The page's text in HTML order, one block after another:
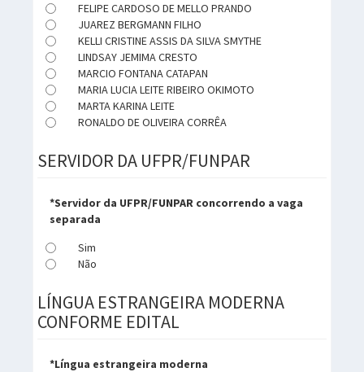
FELIPE CARDOSO DE MELLO PRANDO
JUAREZ BERGMANN FILHO
KELLI CRISTINE ASSIS DA SILVA SMYTHE
LINDSAY JEMIMA CRESTO
MARCIO FONTANA CATAPAN
MARIA LUCIA LEITE RIBEIRO OKIMOTO
MARTA KARINA LEITE
RONALDO DE OLIVEIRA CORRÊA
SERVIDOR DA UFPR/FUNPAR
*Servidor da UFPR/FUNPAR concorrendo a vaga
separada
Sim
Não
LÍNGUA ESTRANGEIRA MODERNA
CONFORME EDITAL
*Língua estrangeira moderna